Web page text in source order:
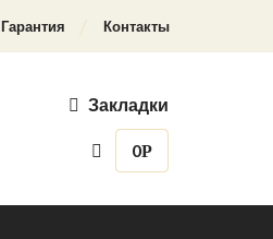
Гарантия Контакты
Закладки
0Р